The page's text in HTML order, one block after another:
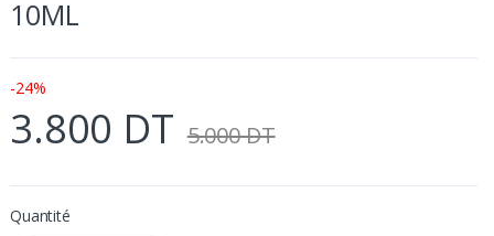
10ML
-24%
3.800 DT 5.000 DT
Quantité